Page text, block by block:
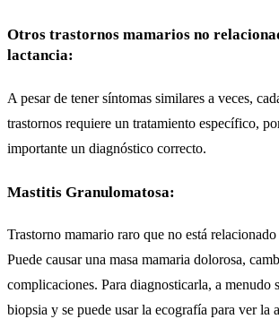
Otros trastornos mamarios no
lactancia:
A pesar de tener síntomas similares a veces,
trastornos requiere un tratamiento específico,
importante un diagnóstico correcto.
Mastitis Granulomatosa:
Trastorno mamario raro que no está
Puede causar una masa mamaria dolorosa,
complicaciones. Para diagnosticarla, a menudo
biopsia y se puede usar la ecografía para ver la